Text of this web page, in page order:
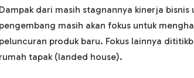
Dampak dari masih stagnannya kinerja
pengembang masih akan fokus untuk
peluncuran produk baru. Fokus lainnya
rumah tapak (landed house).